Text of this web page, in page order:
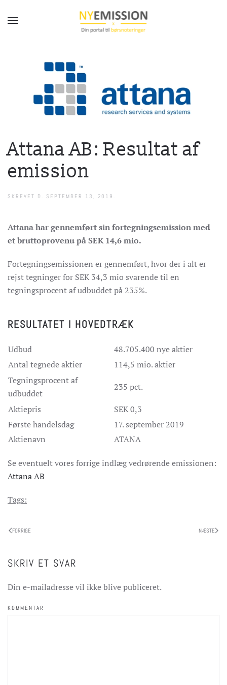
Gå til hovedindhold
Attana AB: Resultat af
emission
SKREVET D. SEPTEMBER 13, 2019
Attana har gennemført sin fortegningsemission med
et bruttoprovenu på SEK 14,6 mio.
Fortegningsemissionen er gennemført, hvor der i alt er
rejst tegninger for SEK 34,3 mio svarende til en
tegningsprocent af udbuddet på 235%.
RESULTATET I HOVEDTRÆK
Udbud
48.705.400 nye aktier
Antal tegnede aktier
114,5 mio. aktier
Tegningsprocent af
udbuddet
235 pct.
Aktiepris
SEK 0,3
Første handelsdag
17. september 2019
Aktienavn
ATANA
Se eventuelt vores forrige indlæg vedrørende emissionen:
Attana AB
Tags:
FORRIGE NÆSTE
SKRIV ET SVAR
Din e-mailadresse vil ikke blive publiceret.
KOMMENTAR